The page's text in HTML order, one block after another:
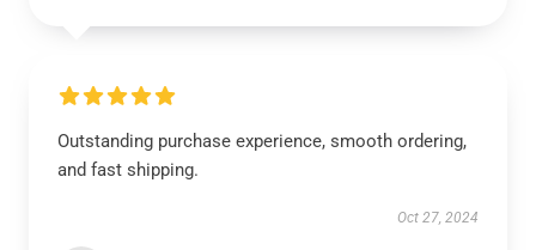
Outstanding purchase experience, smooth ordering,
and fast shipping.
Oct 27, 2024